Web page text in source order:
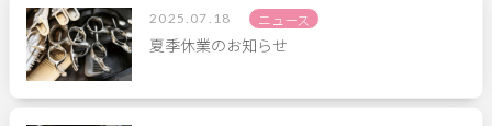
2025.07.18 ニュース
夏季休業のお知らせ